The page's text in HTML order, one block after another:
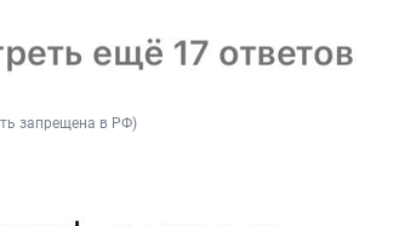
запрещена в РФ)